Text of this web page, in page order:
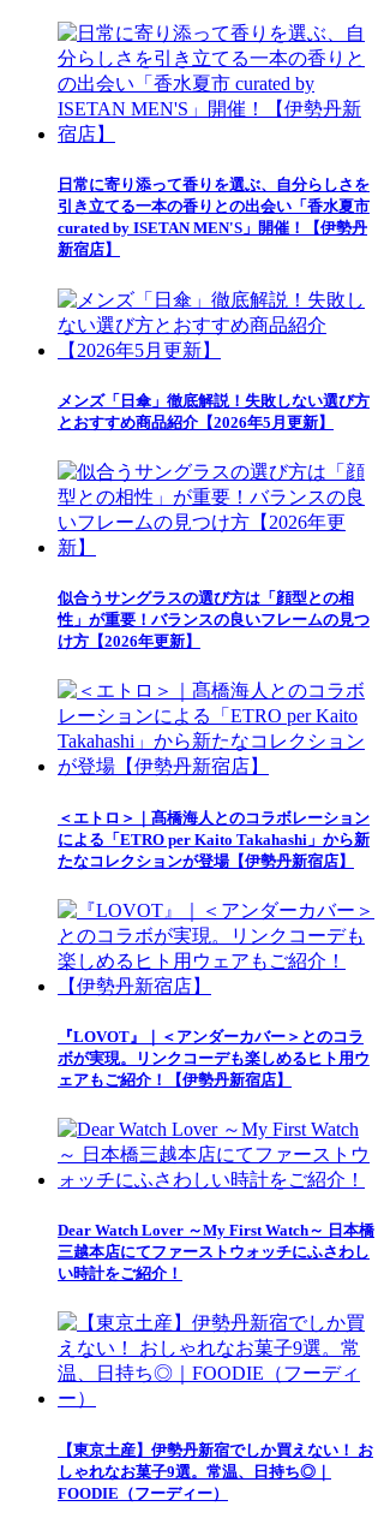
日常に寄り添って香りを選ぶ、自分らしさを
引き立てる一本の香りとの出会い「香水夏市
curated by ISETAN MEN'S」開催！【伊勢丹
新宿店】
メンズ「日傘」徹底解説！失敗しない選び方
とおすすめ商品紹介【2026年5月更新】
似合うサングラスの選び方は「顔型との相
性」が重要！バランスの良いフレームの見つ
け方【2026年更新】
＜エトロ＞｜髙橋海人とのコラボレーション
による「ETRO per Kaito Takahashi」から新
たなコレクションが登場【伊勢丹新宿店】
『LOVOT』｜＜アンダーカバー＞とのコラ
ボが実現。リンクコーデも楽しめるヒト用ウ
ェアもご紹介！【伊勢丹新宿店】
Dear Watch Lover ～My First Watch～ 日本橋
三越本店にてファーストウォッチにふさわし
い時計をご紹介！
【東京土産】伊勢丹新宿でしか買えない！ お
しゃれなお菓子9選。常温、日持ち◎｜
FOODIE（フーディー）